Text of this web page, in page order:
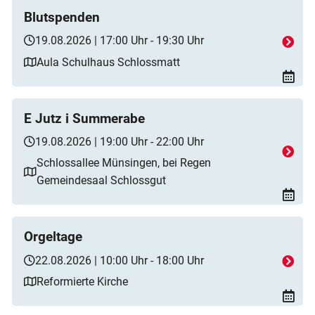
Blutspenden
19.08.2026 | 17:00 Uhr - 19:30 Uhr
Aula Schulhaus Schlossmatt
E Jutz i Summerabe
19.08.2026 | 19:00 Uhr - 22:00 Uhr
Schlossallee Münsingen, bei Regen
Gemeindesaal Schlossgut
Orgeltage
22.08.2026 | 10:00 Uhr - 18:00 Uhr
Reformierte Kirche